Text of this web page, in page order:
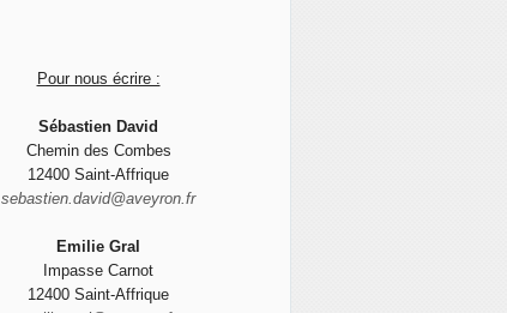
Pour nous écrire :
Sébastien David
Chemin des Combes
12400 Saint-Affrique
sebastien.david@aveyron.fr
Emilie Gral
Impasse Carnot
12400 Saint-Affrique